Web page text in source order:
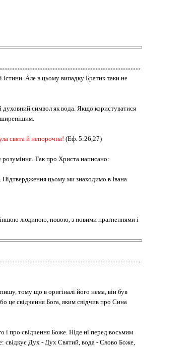
істини. Але в цьому випадку Братик таки не
духовний символ як вода. Якщо користуватися
свята й непорочна! (Еф. 5:26,27)
розуміння. Так про Христа написано:
Підтвердження цьому ми знаходимо в Івана
іншою людиною, новою, з новими прагненнями і
тому що в оригіналі його нема, він був
це свідчення Бога, яким свідчив про Сина
про свідчення Боже. Ніде ні перед восьмим
свідкує Дух - Дух Святий, вода - Слово Боже,